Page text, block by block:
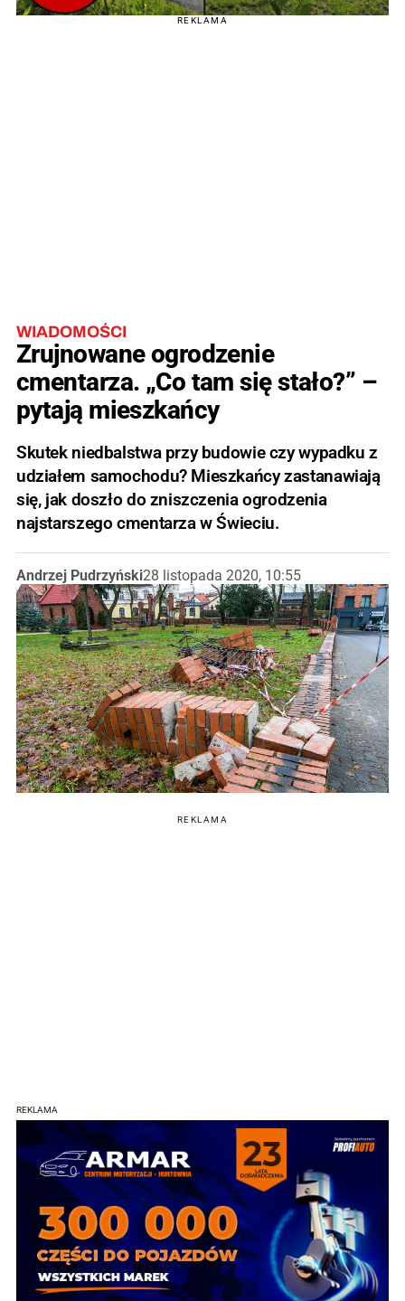
REKLAMA
WIADOMOŚCI
Zrujnowane ogrodzenie
cmentarza. „Co tam się stało?” –
pytają mieszkańcy
Skutek niedbalstwa przy budowie czy wypadku z
udziałem samochodu? Mieszkańcy zastanawiają
się, jak doszło do zniszczenia ogrodzenia
najstarszego cmentarza w Świeciu.
Andrzej Pudrzyński28 listopada 2020, 10:55
REKLAMA
REKLAMA